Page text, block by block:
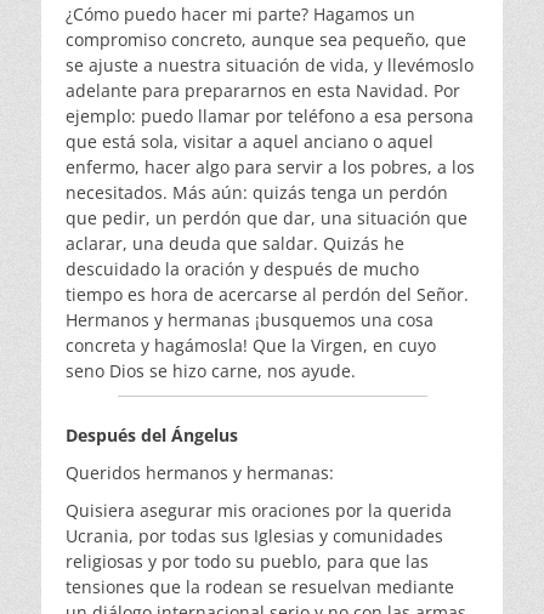
¿Cómo puedo hacer mi parte? Hagamos un
compromiso concreto, aunque sea pequeño, que
se ajuste a nuestra situación de vida, y llevémoslo
adelante para prepararnos en esta Navidad. Por
ejemplo: puedo llamar por teléfono a esa persona
que está sola, visitar a aquel anciano o aquel
enfermo, hacer algo para servir a los pobres, a los
necesitados. Más aún: quizás tenga un perdón
que pedir, un perdón que dar, una situación que
aclarar, una deuda que saldar. Quizás he
descuidado la oración y después de mucho
tiempo es hora de acercarse al perdón del Señor.
Hermanos y hermanas ¡busquemos una cosa
concreta y hagámosla! Que la Virgen, en cuyo
seno Dios se hizo carne, nos ayude.
Después del Ángelus
Queridos hermanos y hermanas:
Quisiera asegurar mis oraciones por la querida
Ucrania, por todas sus Iglesias y comunidades
religiosas y por todo su pueblo, para que las
tensiones que la rodean se resuelvan mediante